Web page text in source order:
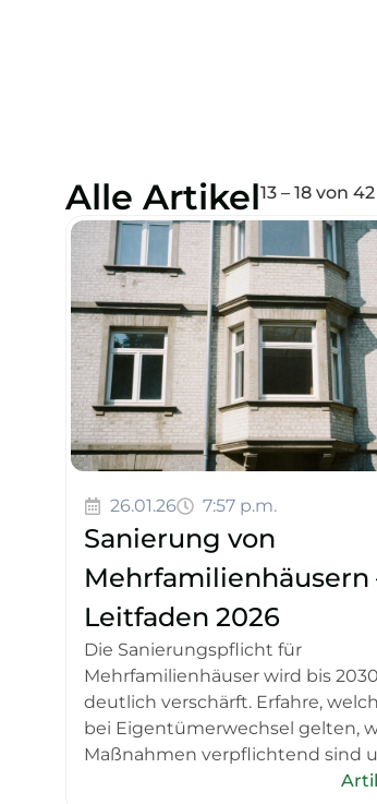
Alle Artikel13 – 18 von
26.01.26 7:57 p.m.
Sanierung von
Mehrfamilienhäusern
Leitfaden 2026
Die Sanierungspflicht für
Mehrfamilienhäuser wird bis
deutlich verschärft. Erfahre,
bei Eigentümerwechsel gelten,
Maßnahmen verpflichtend sind